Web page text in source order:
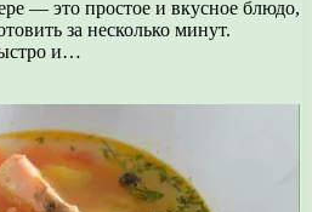
— это простое и вкусное блюдо,
за несколько минут.
и…